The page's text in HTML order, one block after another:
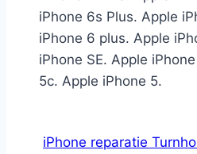
iPhone 6s Plus. Apple
iPhone 6 plus. Apple
iPhone SE. Apple
5c. Apple iPhone 5.
iPhone reparatie